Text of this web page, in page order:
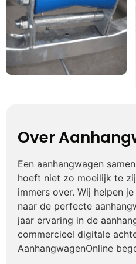
Over
Een aanhangwagen
hoeft niet zo moeilijk te
immers over. Wij helpen
naar de perfecte
jaar ervaring in de
commercieel digitale
AanhangwagenOnline